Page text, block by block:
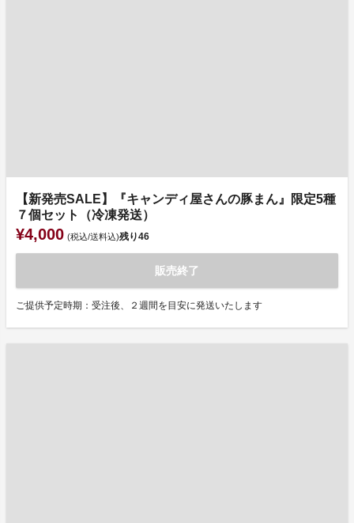
【新発売SALE】『キャンディ屋さんの豚まん』限定5種
７個セット（冷凍発送）
¥4,000 (税込/送料込)残り46
販売終了
ご提供予定時期：受注後、２週間を目安に発送いたします